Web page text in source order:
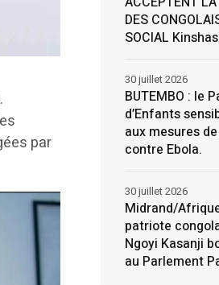
par
DES
SOCIAL
BUTEMBO : le
d’Enfants
aux mesures
contre Ebola.
30 juillet 2026
Midrand/
patriote
Ngoyi Kasanji
au Parlement
30 juillet 2026